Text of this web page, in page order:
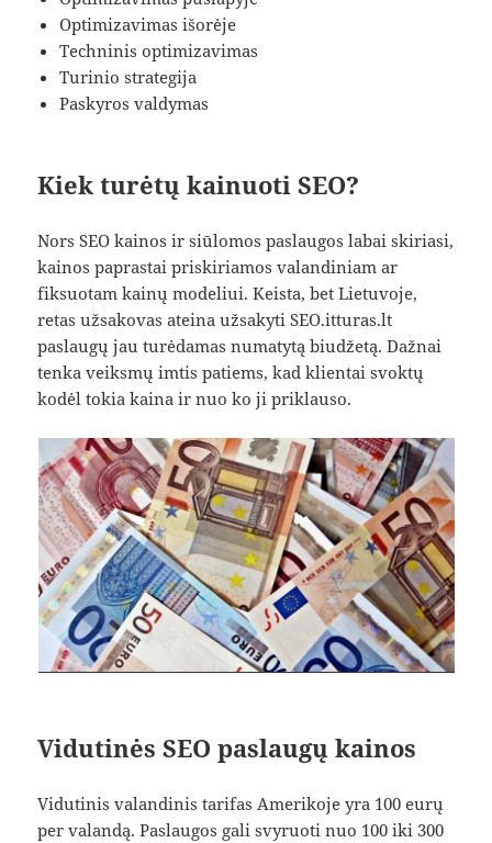
Optimizavimas išorėje
Techninis optimizavimas
Turinio strategija
Paskyros valdymas
Kiek turėtų kainuoti SEO?
Nors SEO kainos ir siūlomos paslaugos labai skiriasi,
kainos paprastai priskiriamos valandiniam ar
fiksuotam kainų modeliui. Keista, bet Lietuvoje,
retas užsakovas ateina užsakyti SEO.itturas.lt
paslaugų jau turėdamas numatytą biudžetą. Dažnai
tenka veiksmų imtis patiems, kad klientai svoktų
kodėl tokia kaina ir nuo ko ji priklauso.
Vidutinės SEO paslaugų kainos
Vidutinis valandinis tarifas Amerikoje yra 100 eurų
per valandą. Paslaugos gali svyruoti nuo 100 iki 300